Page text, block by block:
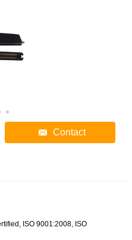
Contact
ISO 9001:2008, ISO